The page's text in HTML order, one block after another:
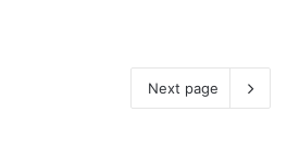
Next page